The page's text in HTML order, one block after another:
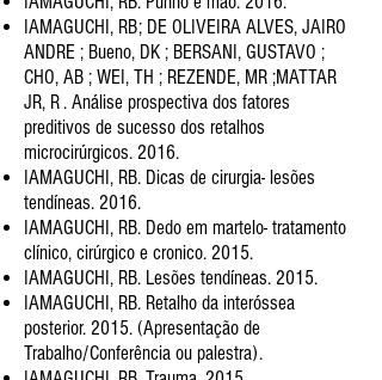
IAMAGUCHI, RB; DE OLIVEIRA ALVES, JAIRO
ANDRE ; Bueno, DK ; BERSANI, GUSTAVO ;
CHO, AB ; WEI, TH ; REZENDE, MR ;MATTAR
JR, R . Análise prospectiva dos fatores
preditivos de sucesso dos retalhos
microcirúrgicos. 2016.
IAMAGUCHI, RB. Dicas de cirurgia- lesões
tendíneas. 2016.
IAMAGUCHI, RB. Dedo em martelo- tratamento
clínico, cirúrgico e cronico. 2015.
IAMAGUCHI, RB. Lesões tendíneas. 2015.
IAMAGUCHI, RB. Retalho da interóssea
posterior. 2015. (Apresentação de
Trabalho/Conferência ou palestra).